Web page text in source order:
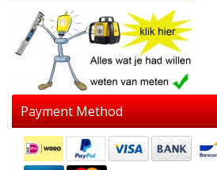
Payment Method